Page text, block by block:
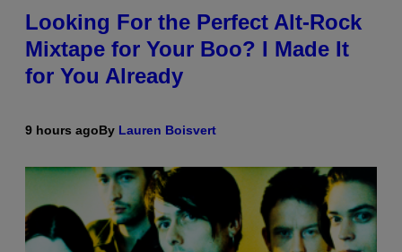
Looking For the Perfect Alt-Rock
Mixtape for Your Boo? I Made It
for You Already
9 hours agoBy Lauren Boisvert